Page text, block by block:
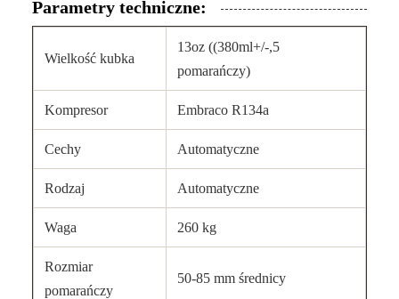
Parametry techniczne:
Wielkość kubka
13oz ((380ml+/-,5
pomarańczy)
Kompresor Embraco R134a
Cechy Automatyczne
Rodzaj Automatyczne
Waga 260 kg
Rozmiar
pomarańczy
50-85 mm średnicy